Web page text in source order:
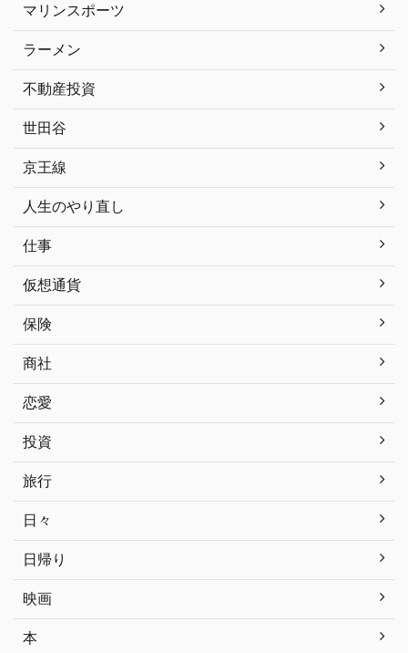
マリンスポーツ
ラーメン
不動産投資
世田谷
京王線
人生のやり直し
仕事
仮想通貨
保険
商社
恋愛
投資
旅行
日々
日帰り
映画
本